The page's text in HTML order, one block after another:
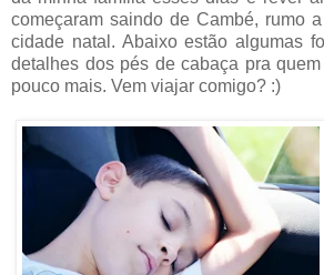
começaram saindo de Cambé, rumo
cidade natal. Abaixo estão algumas
detalhes dos pés de cabaça pra
pouco mais. Vem viajar comigo? :)